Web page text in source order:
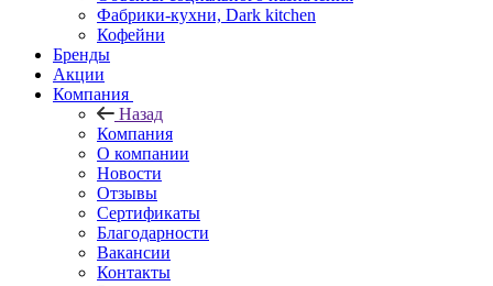
Фабрики-кухни, Dark kitchen
Кофейни
Бренды
Акции
Компания
Назад
Компания
О компании
Новости
Отзывы
Сертификаты
Благодарности
Вакансии
Контакты